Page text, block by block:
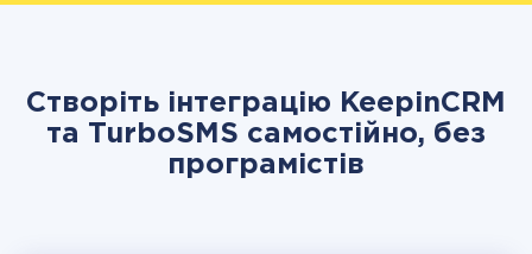
Створіть інтеграцію KeepinCRM
та TurboSMS самостійно, без
програмістів